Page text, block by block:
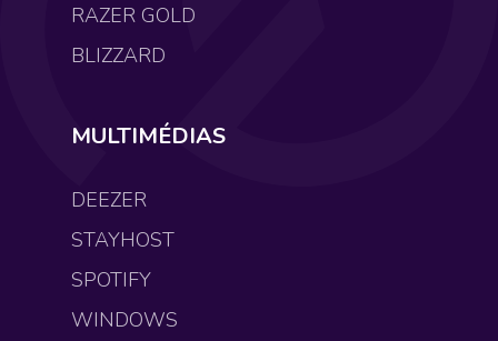
RAZER GOLD
BLIZZARD
MULTIMÉDIAS
DEEZER
STAYHOST
SPOTIFY
WINDOWS